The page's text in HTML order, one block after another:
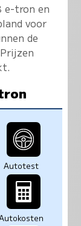
e-tron en
voor
de
Autotest